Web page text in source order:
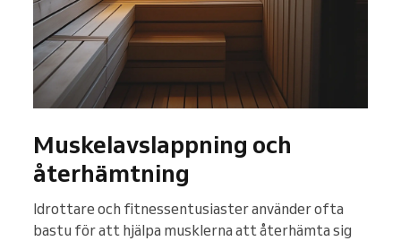
Muskelavslappning och
återhämtning
Idrottare och fitnessentusiaster använder ofta
bastu för att hjälpa musklerna att återhämta sig